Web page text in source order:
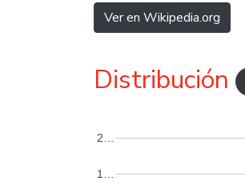
Ver en Wikipedia.org
Distribución
1…
2…